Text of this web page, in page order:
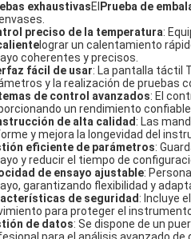
exhaustivasEl Prueba de
preciso de la temperatura:
lograr un calentamiento
coherentes y precisos.
fácil de usar: La pantalla táctil
y la realización de pruebas
de control avanzados: El
un rendimiento
de alta calidad : Las
y mejora la longevidad del
eficiente de parámetros:
y reducir el tiempo de
de ensayo ajustable:
garantizando flexibilidad y
de seguridad : Incluye
para proteger el
de datos: Se dispone de un